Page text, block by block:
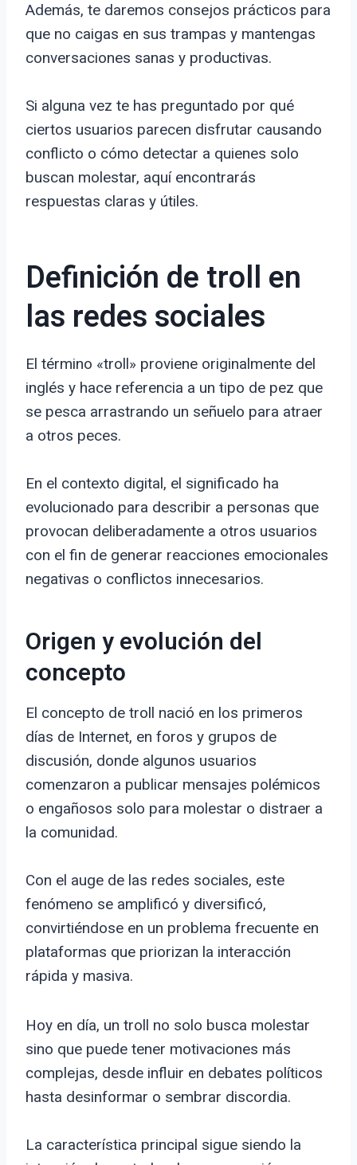
Además, te daremos consejos prácticos para
que no caigas en sus trampas y mantengas
conversaciones sanas y productivas.
Si alguna vez te has preguntado por qué
ciertos usuarios parecen disfrutar causando
conflicto o cómo detectar a quienes solo
buscan molestar, aquí encontrarás
respuestas claras y útiles.
Definición de troll en
las redes sociales
El término «troll» proviene originalmente del
inglés y hace referencia a un tipo de pez que
se pesca arrastrando un señuelo para atraer
a otros peces.
En el contexto digital, el significado ha
evolucionado para describir a personas que
provocan deliberadamente a otros usuarios
con el fin de generar reacciones emocionales
negativas o conflictos innecesarios.
Origen y evolución del
concepto
El concepto de troll nació en los primeros
días de Internet, en foros y grupos de
discusión, donde algunos usuarios
comenzaron a publicar mensajes polémicos
o engañosos solo para molestar o distraer a
la comunidad.
Con el auge de las redes sociales, este
fenómeno se amplificó y diversificó,
convirtiéndose en un problema frecuente en
plataformas que priorizan la interacción
rápida y masiva.
Hoy en día, un troll no solo busca molestar
sino que puede tener motivaciones más
complejas, desde influir en debates políticos
hasta desinformar o sembrar discordia.
La característica principal sigue siendo la